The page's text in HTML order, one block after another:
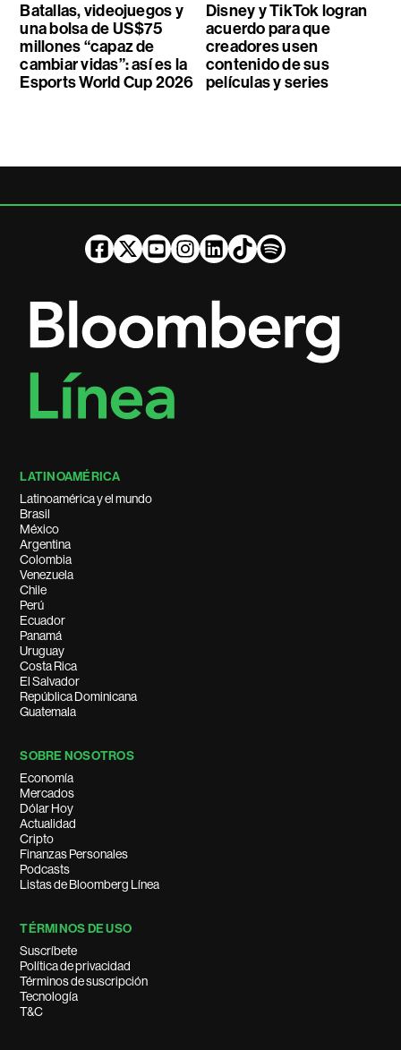
Batallas, videojuegos y
una bolsa de US$75
millones “capaz de
cambiar vidas”: así es la
Esports World Cup 2026
Disney y TikTok logran
acuerdo para que
creadores usen
contenido de sus
películas y series
LATINOAMÉRICA
Latinoamérica y el mundo
Brasil
México
Argentina
Colombia
Venezuela
Chile
Perú
Ecuador
Panamá
Uruguay
Costa Rica
El Salvador
República Dominicana
Guatemala
SOBRE NOSOTROS
Economía
Mercados
Dólar Hoy
Actualidad
Cripto
Finanzas Personales
Podcasts
Listas de Bloomberg Línea
TÉRMINOS DE USO
Suscríbete
Política de privacidad
Términos de suscripción
Tecnología
T&C